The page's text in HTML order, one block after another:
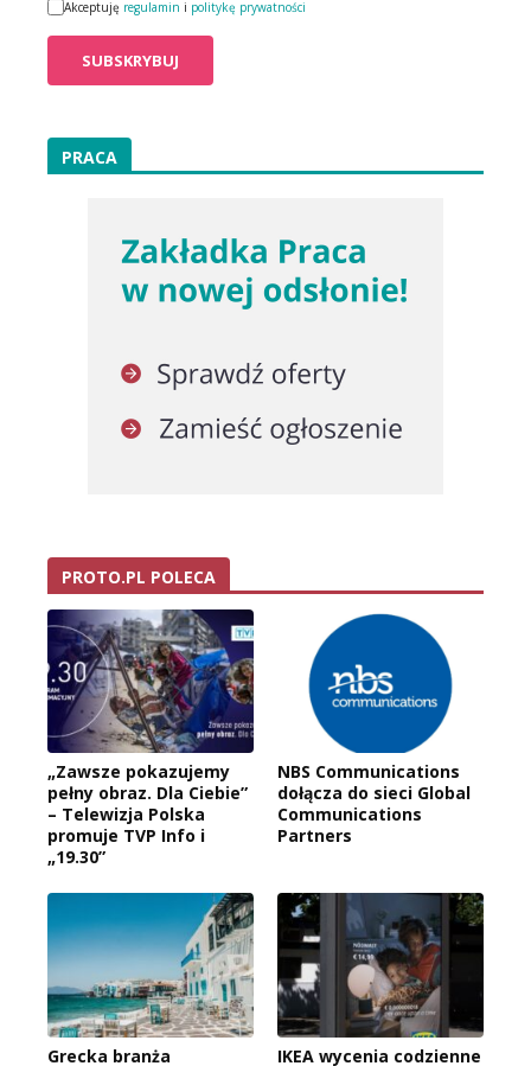
Akceptuję regulamin i politykę prywatności
PRACA
PROTO.PL POLECA
„Zawsze pokazujemy
pełny obraz. Dla Ciebie”
– Telewizja Polska
promuje TVP Info i
„19.30”
NBS Communications
dołącza do sieci Global
Communications
Partners
Grecka branża
IKEA wycenia codzienne